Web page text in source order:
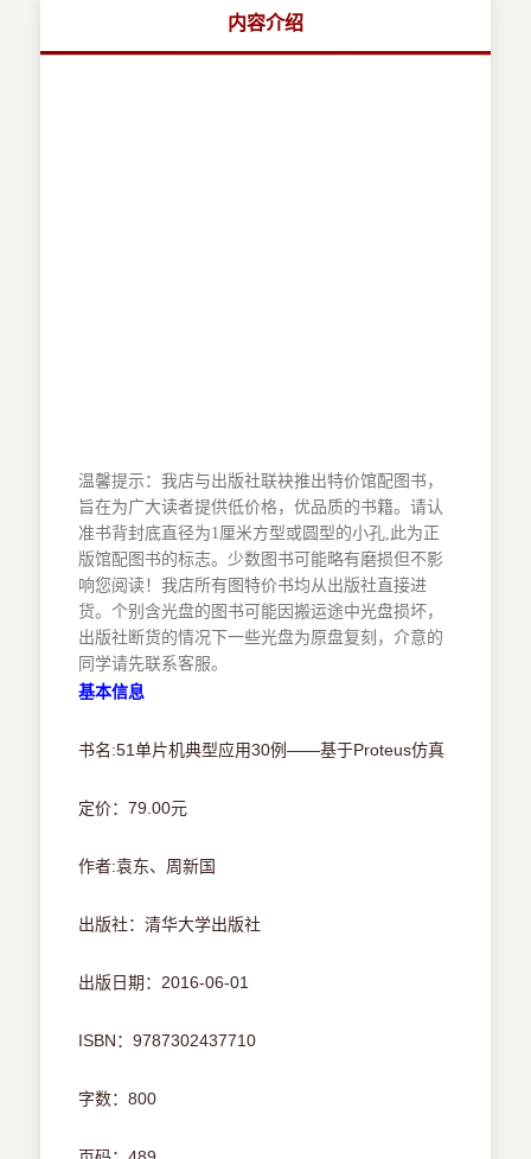
内容介绍
温馨提示：我店与出版社联袂推出特价馆配图书，
旨在为广大读者提供低价格，优品质的书籍。请认
准书背封底直径为1厘米方型或圆型的小孔,此为正
版馆配图书的标志。少数图书可能略有磨损但不影
响您阅读！我店所有图特价书均从出版社直接进
货。个别含光盘的图书可能因搬运途中光盘损坏，
出版社断货的情况下一些光盘为原盘复刻，介意的
同学请先联系客服。
基本信息
书名:51单片机典型应用30例——基于Proteus仿真
定价：79.00元
作者:袁东、周新国
出版社：清华大学出版社
出版日期：2016-06-01
ISBN：9787302437710
字数：800